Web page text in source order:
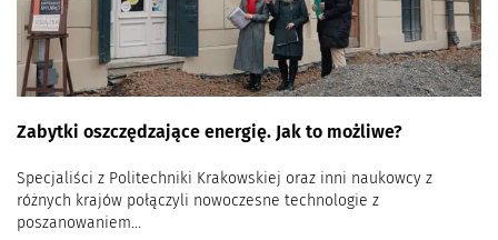
Zabytki oszczędzające energię. Jak to możliwe?
Specjaliści z Politechniki Krakowskiej oraz inni naukowcy z
różnych krajów połączyli nowoczesne technologie z
poszanowaniem...